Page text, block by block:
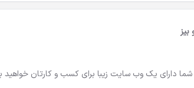
شما دارای یک وب سایت زیبا برای کسب و کارتان خواهید